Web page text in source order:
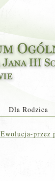
Dla Rodzica
przez